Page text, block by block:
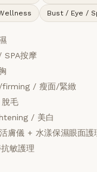
Bust / Eye /
按摩
firming / 瘦面/緊緻
毛
/ 美白
膚儀 + 水漾保濕眼面護
敏護理